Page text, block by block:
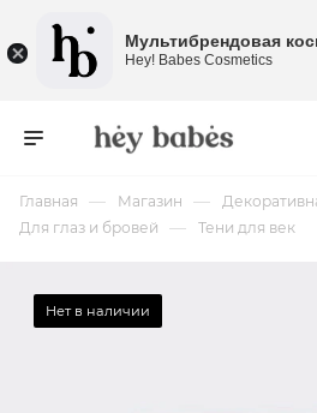
Главная — Магазин —
Для глаз и бровей — Тени для век
Нет в наличии
Мультибрендовая
Hey! Babes Cosmetics